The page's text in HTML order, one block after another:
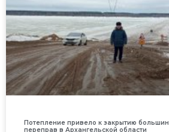
Потепление привело к закрытию
переправ в Архангельской области